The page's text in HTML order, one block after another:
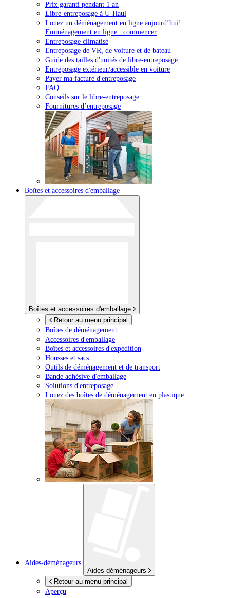
Prix garanti pendant 1 an
Libre-entreposage à U-Haul
Louez un déménagement en ligne aujourd’hui!
Emménagement en ligne : commencer
Entreposage climatisé
Entreposage de VR, de voiture et de bateau
Guide des tailles d'unités de libre-entreposage
Entreposage extérieur/accessible en voiture
Payer ma facture d'entreposage
FAQ
Conseils sur le libre-entreposage
Fournitures d’entreposage
Boîtes et accessoires d'emballage
Boîtes et accessoires d'emballage
Retour au menu principal
Boîtes de déménagement
Accessoires d'emballage
Boîtes et accessoires d'expédition
Housses et sacs
Outils de déménagement et de transport
Bande adhésive d'emballage
Solutions d'entreposage
Louez des boîtes de déménagement en plastique
Aides-déménageurs
Aides-déménageurs
Retour au menu principal
Aperçu